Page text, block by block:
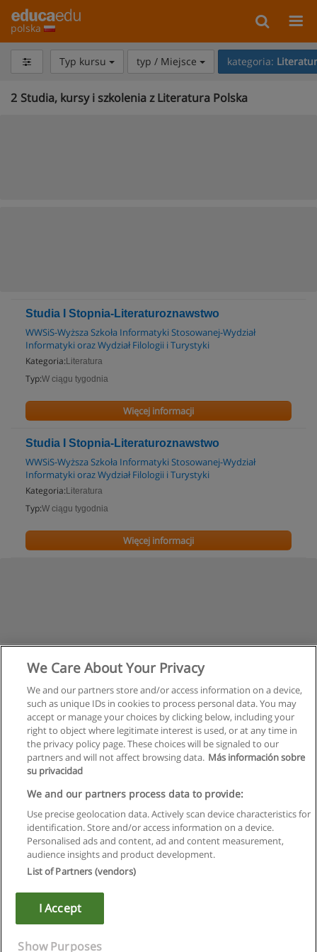
polska
Typ kursu typ / Miejsce kategoria:
2 Studia, kursy i szkolenia z Literatura Polska
Studia I Stopnia-Literaturoznawstwo
WWSiS-Wyższa Szkoła Informatyki Stosowanej-Wydział
Informatyki oraz Wydział Filologii i Turystyki
Kategoria: Literatura
Typ:W ciągu tygodnia
Więcej informacji
Studia I Stopnia-Literaturoznawstwo
WWSiS-Wyższa Szkoła Informatyki Stosowanej-Wydział
Informatyki oraz Wydział Filologii i Turystyki
Kategoria: Literatura
Typ:W ciągu tygodnia
Więcej informacji
Regulamin
Polityka ochrony danych osobowych
Kontakt z Educaedu
Copyright © Educaedu Business S.L. - CIF : B-95610580: -
We Care About Your Privacy
We and our partners store and/or access information on a device,
such as unique IDs in cookies to process personal data. You may
accept or manage your choices by clicking below, including your
right to object where legitimate interest is used, or at any time in
the privacy policy page. These choices will be signaled to our
partners and will not affect browsing data. Más información sobre
su privacidad
We and our partners process data to provide:
Use precise geolocation data. Actively scan device characteristics for
identification. Store and/or access information on a device.
Personalised ads and content, ad and content measurement,
audience insights and product development.
List of Partners (vendors)
I Accept
Show Purposes